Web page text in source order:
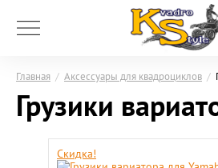
Главная / Аксессуары для квадроциклов /
Грузики
Скидка!